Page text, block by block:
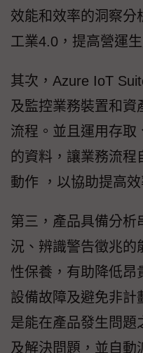
效能和效率的洞察分
工業4.0，提高營運
其次，Azure IoT
及監控業務裝置和資
流程。並且運用存取
的資料，讓業務流程
動作 ，以協助提高
第三，產品具備分析
況、辨識警告徵兆的
性保養，有助降低昂
設備故障及避免非計
是能在產品發生問題
及解決問題，並自動